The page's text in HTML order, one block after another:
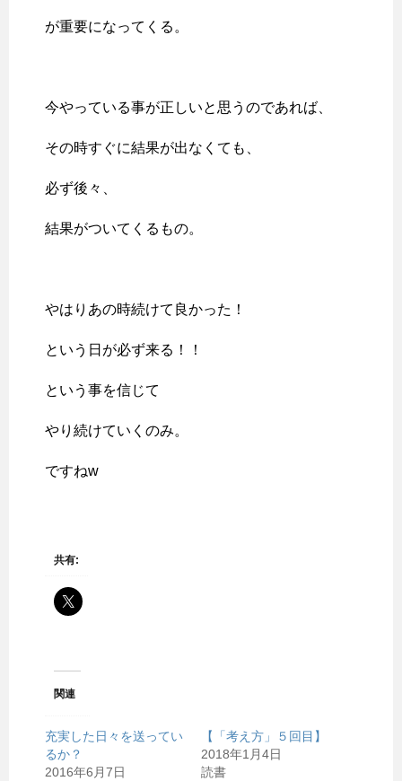
が重要になってくる。
今やっている事が正しいと思うのであれば、
その時すぐに結果が出なくても、
必ず後々、
結果がついてくるもの。
やはりあの時続けて良かった！
という日が必ず来る！！
という事を信じて
やり続けていくのみ。
ですねw
共有:
関連
充実した日々を送ってい
るか？
2016年6月7日
【「考え方」５回目】
2018年1月4日
読書